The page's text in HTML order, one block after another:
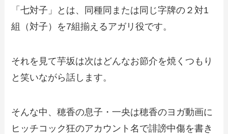
「七対子」とは、同種同または同じ字牌の２対1
組（対子）を7組揃えるアガリ役です。
それを見て芋坂は次はどんなお節介を焼くつもり
と笑いながら話します。
そんな中、穂香の息子・一央は穂香のヨガ動画に
ヒッチコック狂のアカウント名で誹謗中傷を書き